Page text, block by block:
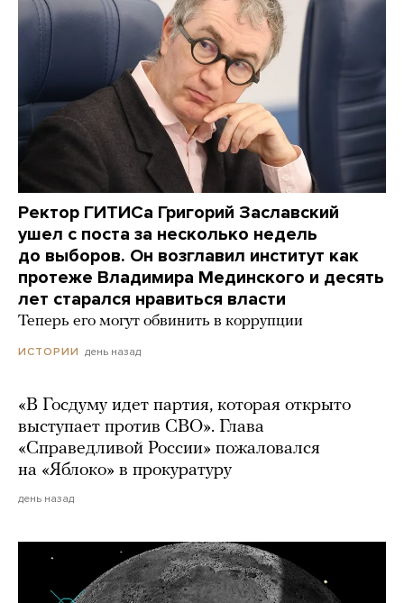
Ректор ГИТИСа Григорий Заславский
ушел с поста за несколько недель
до выборов. Он возглавил институт как
протеже Владимира Мединского и десять
лет старался нравиться власти
Теперь его могут обвинить в коррупции
ИСТОРИИ день назад
«В Госдуму идет партия, которая открыто
выступает против СВО». Глава
«Справедливой России» пожаловался
на «Яблоко» в прокуратуру
день назад